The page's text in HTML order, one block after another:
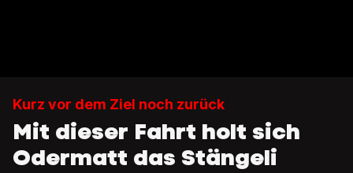
Kurz vor dem Ziel noch zurück
Mit dieser Fahrt holt sich
Odermatt das Stängeli